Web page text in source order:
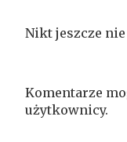
Nikt jeszcze
Komentarze
użytkownicy.